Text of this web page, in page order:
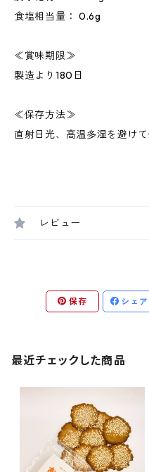
食塩相当量： 0.6g
≪賞味期限≫
製造より180日
≪保存方法≫
直射日光、高温多湿を避けて
レビュー
保存 シェア
最近チェックした商品